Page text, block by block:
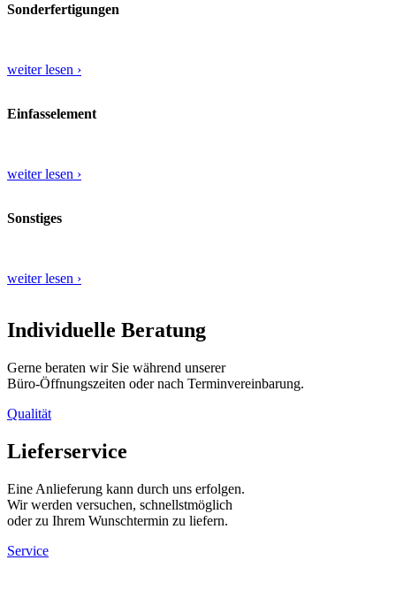
Sonderfertigungen
weiter lesen ›
Einfasselement
weiter lesen ›
Sonstiges
weiter lesen ›
Individuelle Beratung
Gerne beraten wir Sie während unserer
Büro-Öffnungszeiten oder nach Terminvereinbarung.
Qualität
Lieferservice
Eine Anlieferung kann durch uns erfolgen.
Wir werden versuchen, schnellstmöglich
oder zu Ihrem Wunschtermin zu liefern.
Service